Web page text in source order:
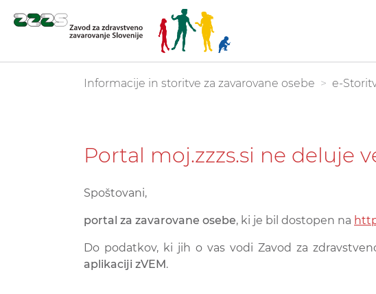
You are here:
Informacije in storitve za zavarovane osebe e-
Portal moj.zzzs.si ne deluje
Spoštovani,
portal za zavarovane osebe, ki je bil dostopen na
Do podatkov, ki jih o vas vodi Zavod za
aplikaciji zVEM.